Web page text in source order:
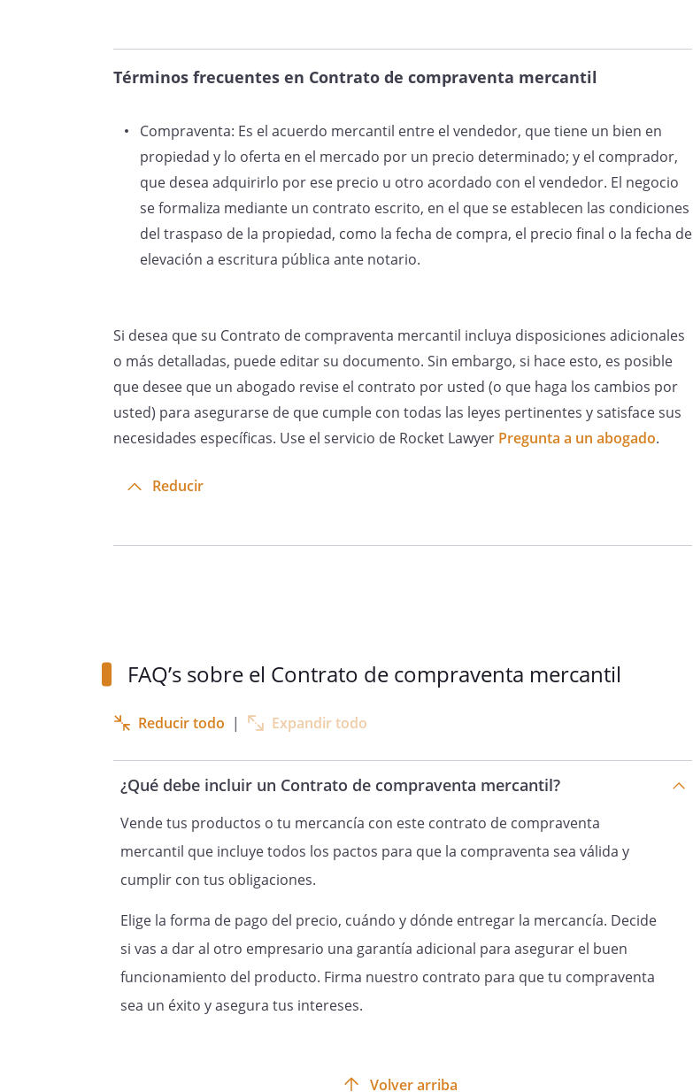
Términos frecuentes en Contrato de compraventa mercantil
Compraventa: Es el acuerdo mercantil entre el vendedor, que tiene un bien en
propiedad y lo oferta en el mercado por un precio determinado; y el comprador,
que desea adquirirlo por ese precio u otro acordado con el vendedor. El negocio
se formaliza mediante un contrato escrito, en el que se establecen las condiciones
del traspaso de la propiedad, como la fecha de compra, el precio final o la fecha de
elevación a escritura pública ante notario.
Si desea que su Contrato de compraventa mercantil incluya disposiciones adicionales
o más detalladas, puede editar su documento. Sin embargo, si hace esto, es posible
que desee que un abogado revise el contrato por usted (o que haga los cambios por
usted) para asegurarse de que cumple con todas las leyes pertinentes y satisface sus
necesidades específicas. Use el servicio de Rocket Lawyer Pregunta a un abogado.
Reducir
FAQ’s sobre el Contrato de compraventa mercantil
Reducir todo | Expandir todo
¿Qué debe incluir un Contrato de compraventa mercantil?
Vende tus productos o tu mercancía con este contrato de compraventa
mercantil que incluye todos los pactos para que la compraventa sea válida y
cumplir con tus obligaciones.
Elige la forma de pago del precio, cuándo y dónde entregar la mercancía. Decide
si vas a dar al otro empresario una garantía adicional para asegurar el buen
funcionamiento del producto. Firma nuestro contrato para que tu compraventa
sea un éxito y asegura tus intereses.
Volver arriba